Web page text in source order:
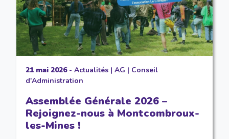
21 mai 2026- Actualités| AG | Conseil
d'Administration
Assemblée Générale 2026 –
Rejoignez-nous à Montcombroux-
les-Mines !